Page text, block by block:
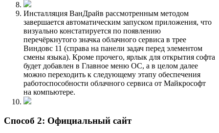
Инсталляция ВанДрайв рассмотренным методом
завершается автоматическим запуском приложения, что
визуально констатируется по появлению
перечёркнутого значка облачного сервиса в трее
Виндовс 11 (справа на панели задач перед элементом
смены языка). Кроме прочего, ярлык для открытия софта
будет добавлен в Главное меню ОС, а в целом далее
можно переходить к следующему этапу обеспечения
работоспособности облачного сервиса от Майкрософт
на компьютере.
Способ 2: Официальный сайт